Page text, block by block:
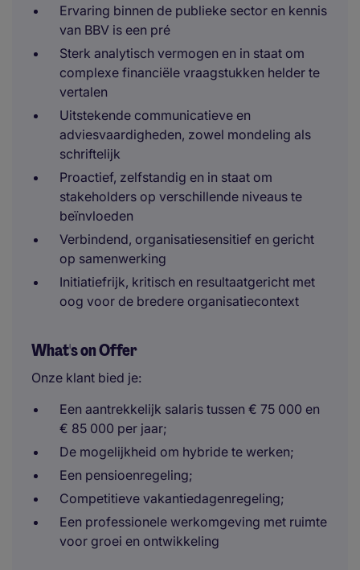
Ervaring binnen de publieke sector en kennis
van BBV is een pré
Sterk analytisch vermogen en in staat om
complexe financiële vraagstukken helder te
vertalen
Uitstekende communicatieve en
adviesvaardigheden, zowel mondeling als
schriftelijk
Proactief, zelfstandig en in staat om
stakeholders op verschillende niveaus te
beïnvloeden
Verbindend, organisatiesensitief en gericht
op samenwerking
Initiatiefrijk, kritisch en resultaatgericht met
oog voor de bredere organisatiecontext
What's on Offer
Onze klant bied je:
Een aantrekkelijk salaris tussen € 75 000 en
€ 85 000 per jaar;
De mogelijkheid om hybride te werken;
Een pensioenregeling;
Competitieve vakantiedagenregeling;
Een professionele werkomgeving met ruimte
voor groei en ontwikkeling